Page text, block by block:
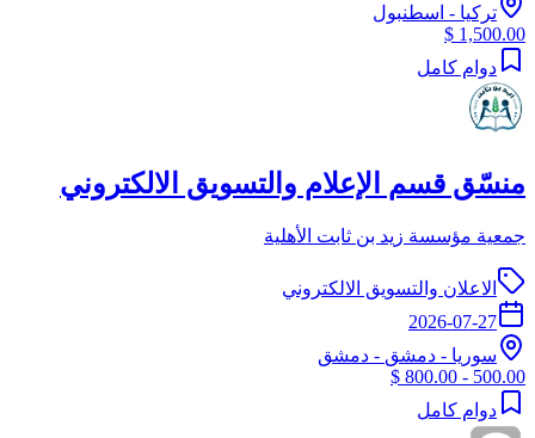
تركيا - اسطنبول
1,500.00 $
دوام كامل
منسّق قسم الإعلام والتسويق الالكتروني
جمعية مؤسسة زيد بن ثابت الأهلية
الاعلان والتسويق الالكتروني
2026-07-27
سوريا - دمشق - دمشق
500.00 - 800.00 $
دوام كامل